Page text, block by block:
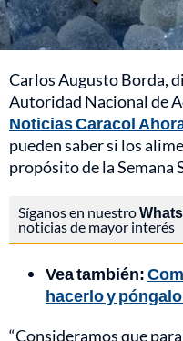
Carlos Augusto Borda,
Autoridad Nacional de
Noticias Caracol
pueden saber si los
propósito de la Semana
Síganos en nuestro
noticias de mayor interés
Vea también:
hacerlo y
“Consideramos que